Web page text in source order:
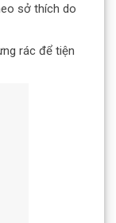
sở thích do
rác để tiện